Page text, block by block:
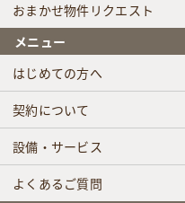
おまかせ物件リクエスト
メニュー
はじめての方へ
契約について
設備・サービス
よくあるご質問